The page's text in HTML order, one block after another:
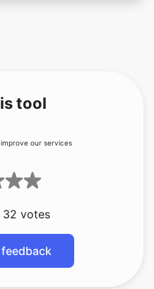
tool
our services
32 votes